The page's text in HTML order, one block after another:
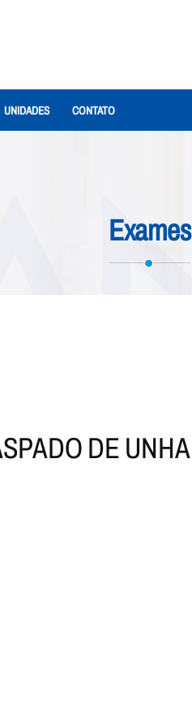
UNIDADES CONTATO
Exames
DE UNHA